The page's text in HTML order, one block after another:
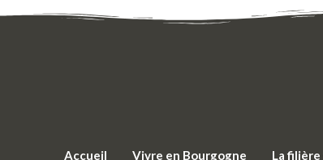
Accueil Vivre en Bourgogne La